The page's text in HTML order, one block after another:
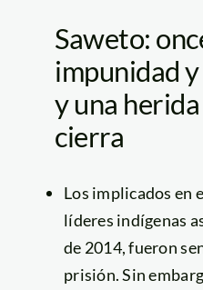
Saweto:
impunidad
y una
cierra
Los implicados en
líderes indígenas
de 2014, fueron
prisión. Sin